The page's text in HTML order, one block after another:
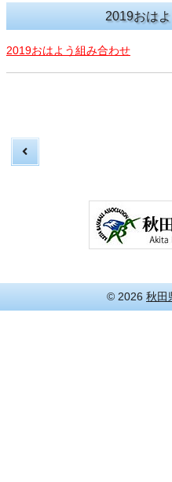
2019おは
2019おはよう組み合わせ
© 2026 秋田